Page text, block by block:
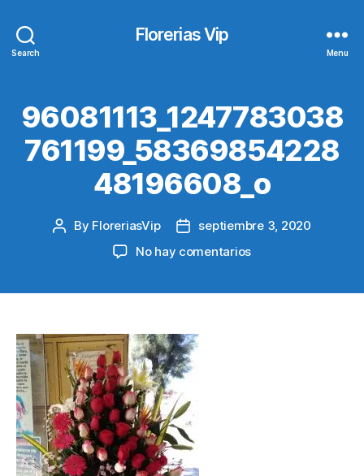
Search
Florerias Vip
Menu
96081113_1247783038
761199_58369854228
48196608_o
Post
By FloreriasVip
Postseptiembre 3, 2020
No hay comentariosen